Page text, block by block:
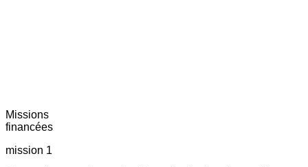
Missions
financées
mission 1